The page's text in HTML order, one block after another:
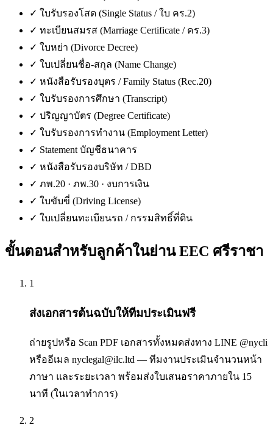
✓ ใบรับรองโสด (Single Status / ใบ คร.2)
✓ ทะเบียนสมรส (Marriage Certificate / คร.3)
✓ ใบหย่า (Divorce Decree)
✓ ใบเปลี่ยนชื่อ-สกุล (Name Change)
✓ หนังสือรับรองบุตร / Family Status (Rec.20)
✓ ใบรับรองการศึกษา (Transcript)
✓ ปริญญาบัตร (Degree Certificate)
✓ ใบรับรองการทำงาน (Employment Letter)
✓ Statement บัญชีธนาคาร
✓ หนังสือรับรองบริษัท / DBD
✓ ภพ.20 · ภพ.30 · งบการเงิน
✓ ใบขับขี่ (Driving License)
✓ ใบเปลี่ยนทะเบียนรถ / กรรมสิทธิ์ที่ดิน
ขั้นตอนสำหรับลูกค้าในย่าน EEC ศรีราชา
1
ส่งเอกสารต้นฉบับให้ทีมประเมินฟรี
ถ่ายรูปหรือ Scan PDF เอกสารทั้งหมดส่งทาง LINE @nycli
หรืออีเมล nyclegal@ilc.ltd — ทีมงานประเมินจำนวนหน้า
ภาษา และระยะเวลา พร้อมส่งใบเสนอราคาภายใน 15
นาที (ในเวลาทำการ)
2